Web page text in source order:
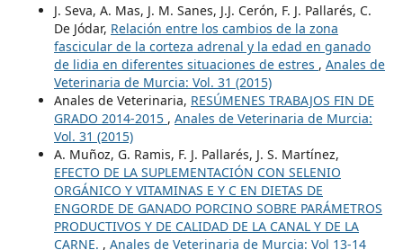
J. Seva, A. Mas, J. M. Sanes, J.J. Cerón, F. J. Pallarés, C.
De Jódar, Relación entre los cambios de la zona
fascicular de la corteza adrenal y la edad en ganado
de lidia en diferentes situaciones de estres , Anales de
Veterinaria de Murcia: Vol. 31 (2015)
Anales de Veterinaria, RESÚMENES TRABAJOS FIN DE
GRADO 2014-2015 , Anales de Veterinaria de Murcia:
Vol. 31 (2015)
A. Muñoz, G. Ramis, F. J. Pallarés, J. S. Martínez,
EFECTO DE LA SUPLEMENTACIÓN CON SELENIO
ORGÁNICO Y VITAMINAS E Y C EN DIETAS DE
ENGORDE DE GANADO PORCINO SOBRE PARÁMETROS
PRODUCTIVOS Y DE CALIDAD DE LA CANAL Y DE LA
CARNE. , Anales de Veterinaria de Murcia: Vol 13-14